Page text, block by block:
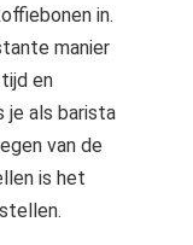
in.
manier
en
je als barista
van de
is het